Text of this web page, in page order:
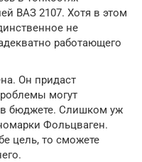
ВАЗ 2107. Хотя в этом
не
работающего
Он придаст
могут
бюджете. Слишком уж
Фольцваген.
цель, то сможете